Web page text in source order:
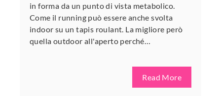
in forma da un punto di vista metabolico.
Come il running può essere anche svolta
indoor su un tapis roulant. La migliore però
quella outdoor all'aperto perché…
Read More